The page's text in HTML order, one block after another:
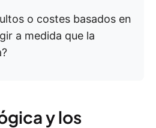
o costes basados en
a medida que la
y los